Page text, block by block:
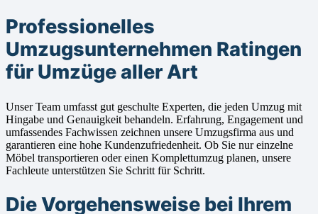
Professionelles
Umzugsunternehmen Ratingen
für Umzüge aller Art
Unser Team umfasst gut geschulte Experten, die jeden Umzug mit
Hingabe und Genauigkeit behandeln. Erfahrung, Engagement und
umfassendes Fachwissen zeichnen unsere Umzugsfirma aus und
garantieren eine hohe Kundenzufriedenheit. Ob Sie nur einzelne
Möbel transportieren oder einen Komplettumzug planen, unsere
Fachleute unterstützen Sie Schritt für Schritt.
Die Vorgehensweise bei Ihrem